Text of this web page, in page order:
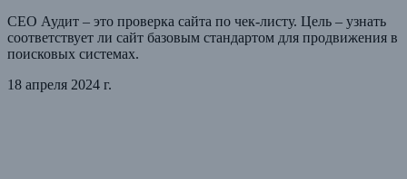
СЕО Аудит – это проверка сайта по чек-листу. Цель – узнать
соответствует ли сайт базовым стандартом для продвижения в
поисковых системах.
18 апреля 2024 г.